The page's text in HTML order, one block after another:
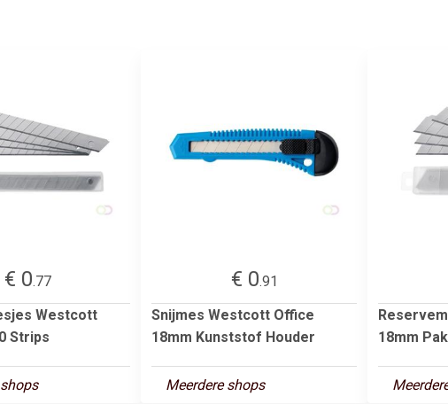
€ 0.77
Westcott
Strips
€ 0.91
Snijmes Westcott Office
18mm Kunststof Houder
Meerdere shops
18mm